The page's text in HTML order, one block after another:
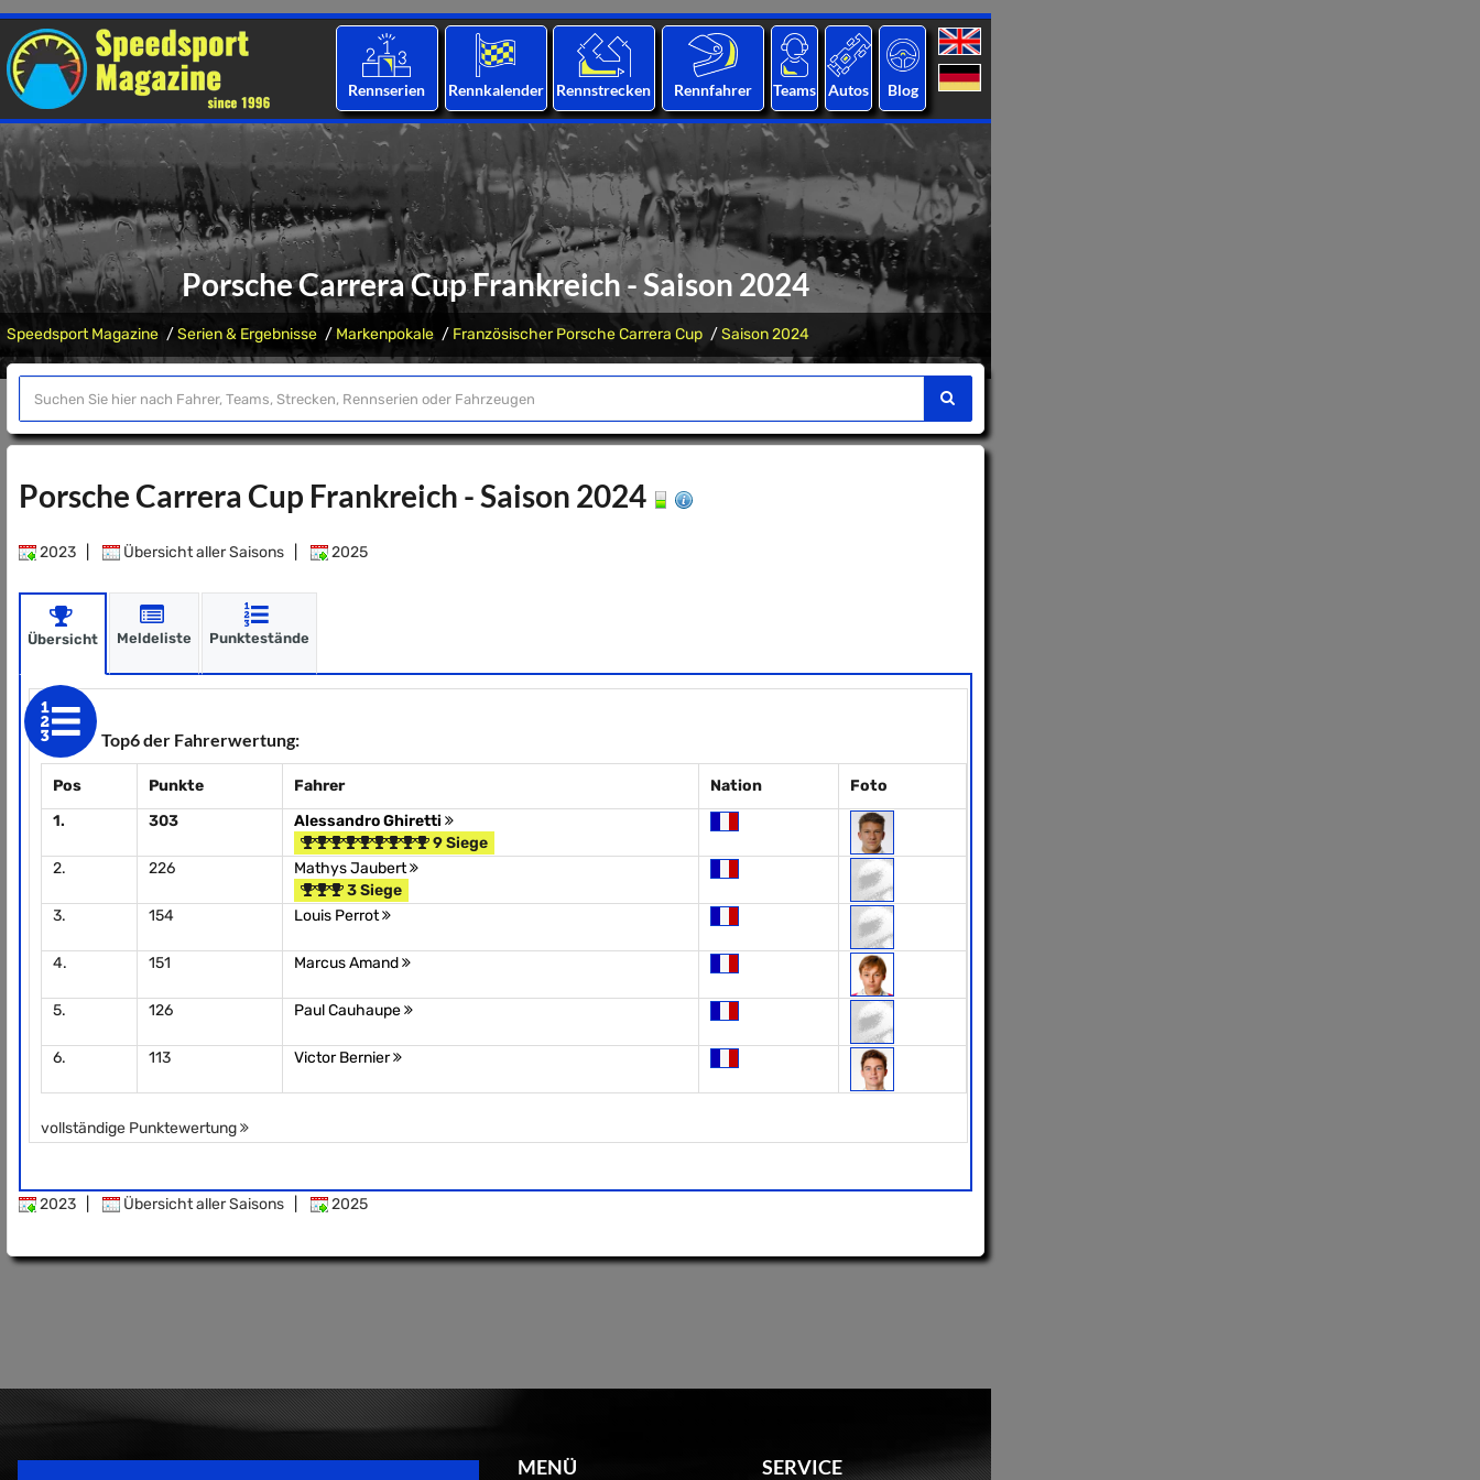
Rennserien Rennkalender Rennstrecken Rennfahrer Teams Autos Blog
Porsche Carrera Cup Frankreich - Saison 2024
Speedsport Magazine Serien & Ergebnisse Markenpokale Französischer Porsche Carrera Cup Saison 2024
Porsche Carrera Cup Frankreich - Saison 2024
2023 Übersicht aller Saisons 2025
Übersicht Meldeliste Punktestände
Top6 der Fahrerwertung:
Pos Punkte Fahrer Nation
Foto
1.
303
Alessandro Ghiretti
9 Siege
2.
226
Mathys Jaubert
3 Siege
3.
154 Louis Perrot
4. 151 Marcus Amand
5. 126 Paul Cauhaupe
6. 113 Victor Bernier
vollständige Punktewertung
2023 Übersicht aller Saisons 2025
MENÜ SERVICE